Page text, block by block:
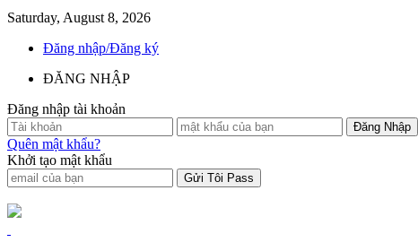
Saturday, August 8, 2026
Đăng nhập/Đăng ký
ĐĂNG NHẬP
Đăng nhập tài khoản
Quên mật khẩu?
Khởi tạo mật khẩu